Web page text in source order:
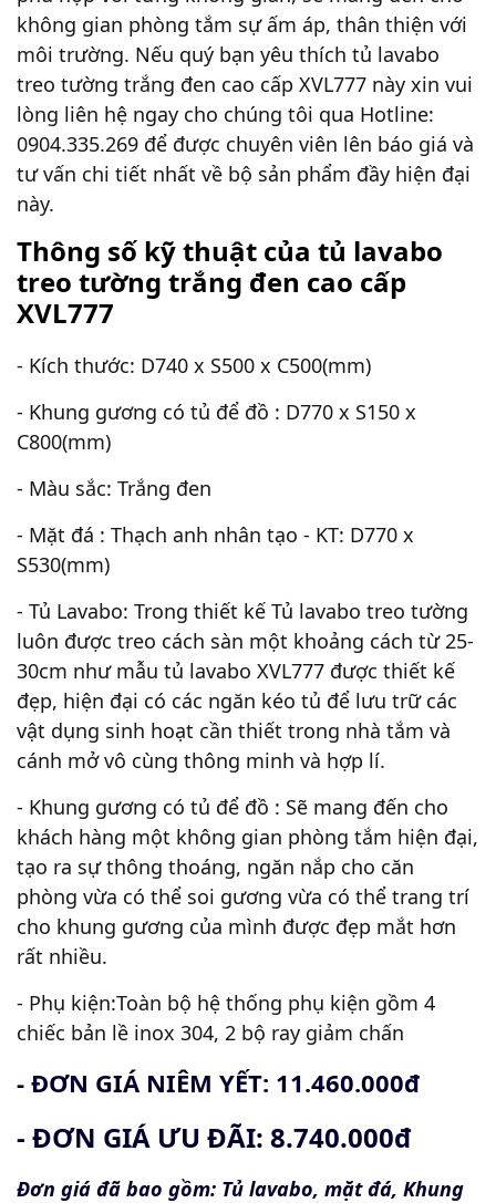
không gian phòng tắm sự ấm áp, thân thiện với
môi trường. Nếu quý bạn yêu thích tủ lavabo
treo tường trắng đen cao cấp XVL777 này xin vui
lòng liên hệ ngay cho chúng tôi qua Hotline:
0904.335.269 để được chuyên viên lên báo giá và
tư vấn chi tiết nhất về bộ sản phẩm đầy hiện đại
này.
Thông số kỹ thuật của tủ lavabo
treo tường trắng đen cao cấp
XVL777
- Kích thước: D740 x S500 x C500(mm)
- Khung gương có tủ để đồ : D770 x S150 x
C800(mm)
- Màu sắc: Trắng đen
- Mặt đá : Thạch anh nhân tạo - KT: D770 x
S530(mm)
- Tủ Lavabo: Trong thiết kế Tủ lavabo treo tường
luôn được treo cách sàn một khoảng cách từ 25-
30cm như mẫu tủ lavabo XVL777 được thiết kế
đẹp, hiện đại có các ngăn kéo tủ để lưu trữ các
vật dụng sinh hoạt cần thiết trong nhà tắm và
cánh mở vô cùng thông minh và hợp lí.
- Khung gương có tủ để đồ : Sẽ mang đến cho
khách hàng một không gian phòng tắm hiện đại,
tạo ra sự thông thoáng, ngăn nắp cho căn
phòng vừa có thể soi gương vừa có thể trang trí
cho khung gương của mình được đẹp mắt hơn
rất nhiều.
- Phụ kiện:Toàn bộ hệ thống phụ kiện gồm 4
chiếc bản lề inox 304, 2 bộ ray giảm chấn
- ĐƠN GIÁ NIÊM YẾT: 11.460.000đ
- ĐƠN GIÁ ƯU ĐÃI: 8.740.000đ
Đơn giá đã bao gồm: Tủ lavabo, mặt đá, Khung